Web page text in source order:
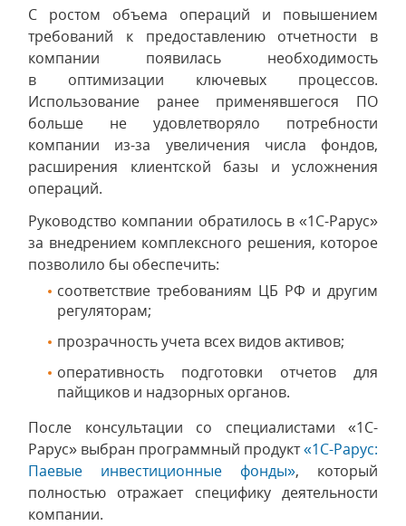
С ростом объема операций и повышением
требований к предоставлению отчетности в
компании появилась необходимость
в оптимизации ключевых процессов.
Использование ранее применявшегося ПО
больше не удовлетворяло потребности
компании из-за увеличения числа фондов,
расширения клиентской базы и усложнения
операций.
Руководство компании обратилось в «1С-Рарус»
за внедрением комплексного решения, которое
позволило бы обеспечить:
соответствие требованиям ЦБ РФ и другим
регуляторам;
прозрачность учета всех видов активов;
оперативность подготовки отчетов для
пайщиков и надзорных органов.
После консультации со специалистами «1С-
Рарус» выбран программный продукт«1С-Рарус:
Паевые инвестиционные фонды», который
полностью отражает специфику деятельности
компании.